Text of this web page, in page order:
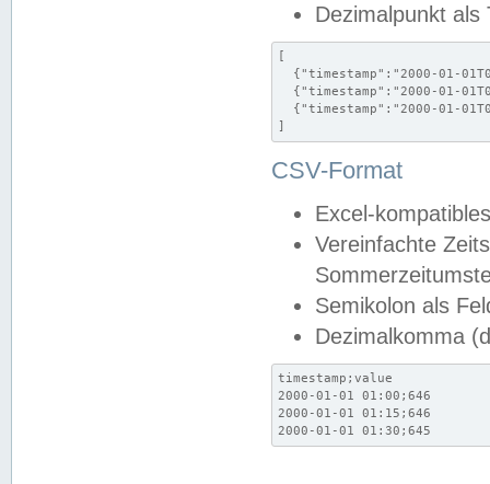
Dezimalpunkt als
[
{"timestamp":"2000-01-
{"timestamp":"2000-01-
{"timestamp":"2000-01-
]
CSV-Format
Excel-
Vereinfachte
Semikolon als
Dezimalkomma
timestamp;value
2000-01-01 01:00;646
2000-01-01 01:15;646
2000-01-01 01:30;645